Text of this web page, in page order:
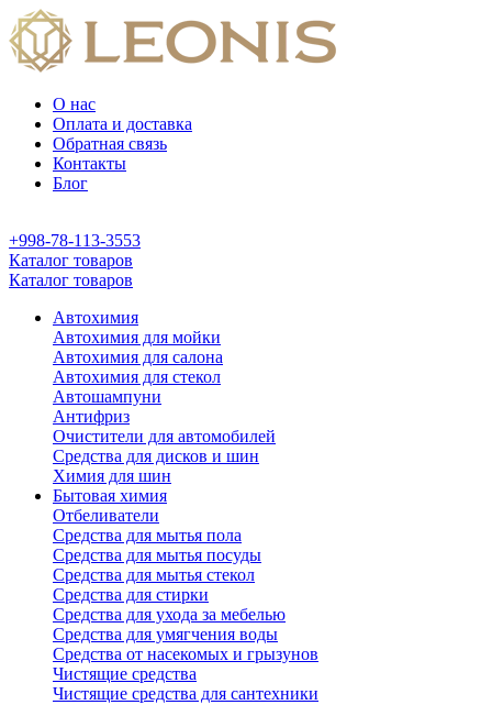
О нас
Оплата и доставка
Обратная связь
Контакты
Блог
+998-78-113-3553
Каталог товаров
Каталог товаров
Автохимия
Автохимия для мойки
Автохимия для салона
Автохимия для стекол
Автошампуни
Антифриз
Очистители для автомобилей
Средства для дисков и шин
Химия для шин
Бытовая химия
Отбеливатели
Средства для мытья пола
Средства для мытья посуды
Средства для мытья стекол
Средства для стирки
Средства для ухода за мебелью
Средства для умягчения воды
Средства от насекомых и грызунов
Чистящие средства
Чистящие средства для сантехники